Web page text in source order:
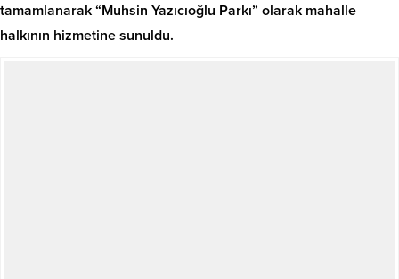
tamamlanarak “Muhsin Yazıcıoğlu Parkı” olarak mahalle
halkının hizmetine sunuldu.